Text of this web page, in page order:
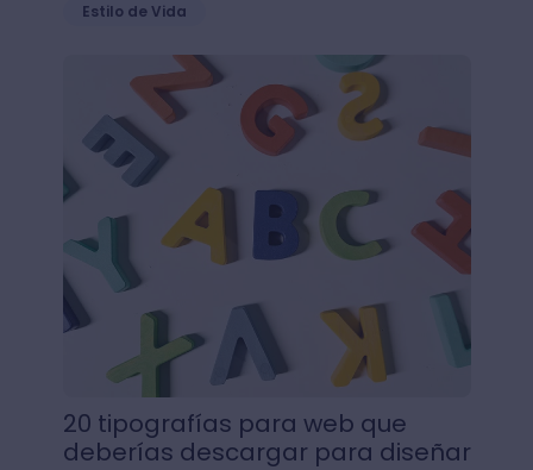
Estilo de Vida
20 tipografías para web que deberías descargar
20 tipografías para web que
deberías descargar para diseñar